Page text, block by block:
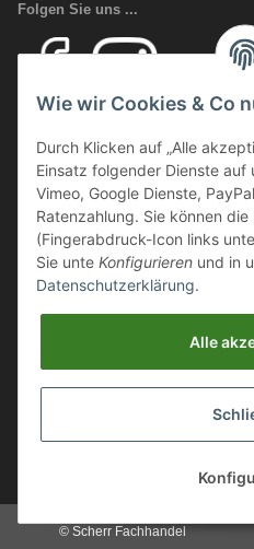
Folgen Sie uns ...
und Arbeitsschutz.
Wir führen eine große Auswahl an
Sicherheitsschuhen. Unter
GEAR
oder auch GIASCO.
Webmaster Directory
Aluminium Transportboxen / ALU
Auffahrrampen
* Alle Preise inkl. gesetzlicher USt., zzgl.
© Scherr Fachhandel
Wie wir Cookies & Co
Durch Klicken auf „Alle
Einsatz folgender Dienste auf
Vimeo, Google Dienste,
Ratenzahlung. Sie können
(Fingerabdruck-Icon links
Sie unte Konfigurieren und in
Datenschutzerklärung.
Alle